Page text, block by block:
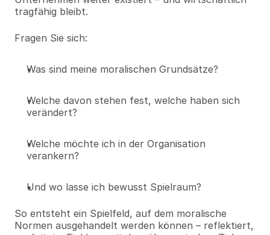
tragfähig bleibt.
Fragen Sie sich:
Was sind meine moralischen Grundsätze?
Welche davon stehen fest, welche haben sich
verändert?
Welche möchte ich in der Organisation
verankern?
Und wo lasse ich bewusst Spielraum?
So entsteht ein Spielfeld, auf dem moralische
Normen ausgehandelt werden können – reflektiert,